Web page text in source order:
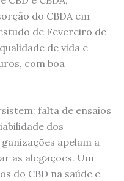
do CBDA em
de Fevereiro de
de vida e
com boa
falta de ensaios
dos
apelam a
as alegações. Um
do CBD na saúde e